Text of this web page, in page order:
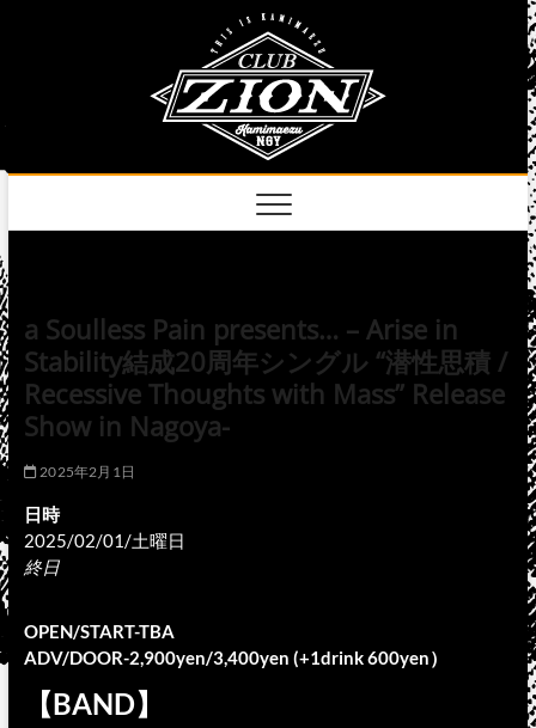
a Soulless Pain presents… – Arise in
Stability結成20周年シングル “潜性思積 /
Recessive Thoughts with Mass” Release
Show in Nagoya-
2025年2月1日
日時
2025/02/01/土曜日
終日
OPEN/START-TBA
ADV/DOOR-2,900yen/3,400yen (+1drink 600yen）
【BAND】